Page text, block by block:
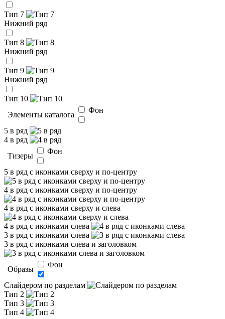
Тип 7
Нижний ряд
Тип 8
Нижний ряд
Тип 9
Нижний ряд
Тип 10
Элементы каталога
Фон
5 в ряд
4 в ряд
Тизеры
Фон
5 в ряд с иконками сверху и по-центру
4 в ряд с иконками сверху и по-центру
4 в ряд с иконками сверху и слева
4 в ряд с иконками слева
3 в ряд с иконками слева
3 в ряд с иконками слева и заголовком
Образы
Фон
Слайдером по разделам
Тип 2
Тип 3
Тип 4